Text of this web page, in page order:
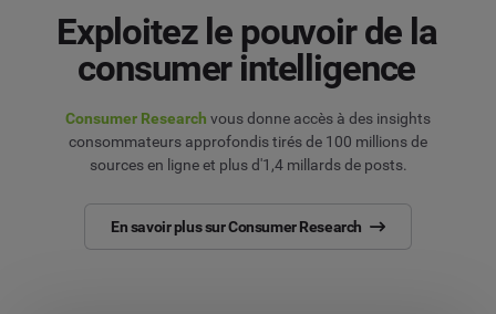
Exploitez le pouvoir de la
consumer intelligence
Consumer Research vous donne accès à des insights
consommateurs approfondis tirés de 100 millions de
sources en ligne et plus d'1,4 millards de posts.
En savoir plus sur Consumer Research